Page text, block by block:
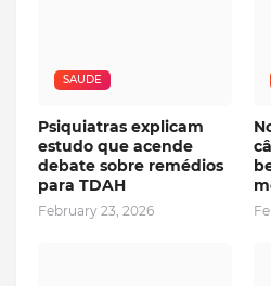
SAUDE
Psiquiatras explicam
estudo que acende
debate sobre remédios
para TDAH
February 23, 2026